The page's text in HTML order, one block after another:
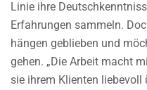
Linie ihre
Erfahrungen sammeln.
hängen geblieben und
gehen. „Die Arbeit macht
sie ihrem Klienten liebevoll